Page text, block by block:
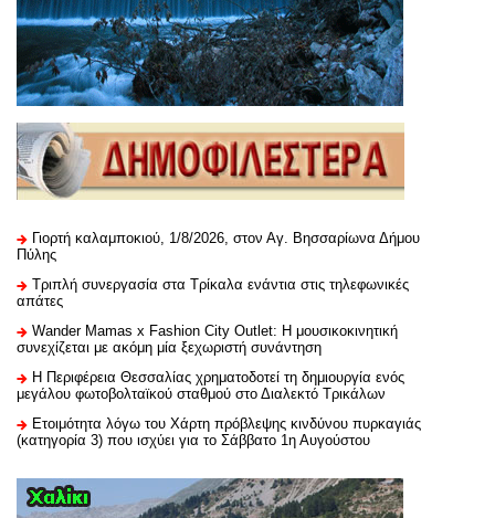
Γιορτή καλαμποκιού, 1/8/2026, στον Αγ. Βησσαρίωνα Δήμου
Πύλης
Τριπλή συνεργασία στα Τρίκαλα ενάντια στις τηλεφωνικές
απάτες
Wander Mamas x Fashion City Outlet: Η μουσικοκινητική
συνεχίζεται με ακόμη μία ξεχωριστή συνάντηση
H Περιφέρεια Θεσσαλίας χρηματοδοτεί τη δημιουργία ενός
μεγάλου φωτοβολταϊκού σταθμού στο Διαλεκτό Τρικάλων
Ετοιμότητα λόγω του Χάρτη πρόβλεψης κινδύνου πυρκαγιάς
(κατηγορία 3) που ισχύει για το Σάββατο 1η Αυγούστου